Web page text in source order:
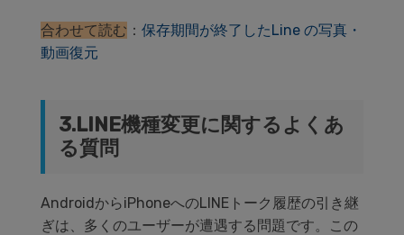
合わせて読む ： 保存期間が終了したLine の写真・
動画復元
3.LINE機種変更に関するよくあ
る質問
AndroidからiPhoneへのLINEトーク履歴の引き継
ぎは、多くのユーザーが遭遇する問題です。この